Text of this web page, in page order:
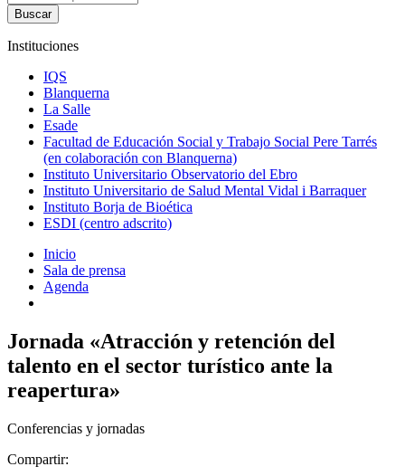
Instituciones
IQS
Blanquerna
La Salle
Esade
Facultad de Educación Social y Trabajo Social Pere Tarrés
(en colaboración con Blanquerna)
Instituto Universitario Observatorio del Ebro
Instituto Universitario de Salud Mental Vidal i Barraquer
Instituto Borja de Bioética
ESDI (centro adscrito)
Inicio
Sala de prensa
Agenda
Jornada «Atracción y retención del
talento en el sector turístico ante la
reapertura»
Conferencias y jornadas
Compartir: